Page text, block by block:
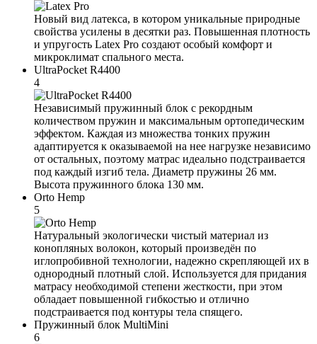
Новый вид латекса, в котором уникальные природные
свойства усилены в десятки раз. Повышенная плотность
и упругость Latex Pro создают особый комфорт и
микроклимат спального места.
UltraPocket R4400
4
Независимый пружинный блок с рекордным
количеством пружин и максимальным ортопедическим
эффектом. Каждая из множества тонких пружин
адаптируется к оказываемой на нее нагрузке независимо
от остальных, поэтому матрас идеально подстраивается
под каждый изгиб тела. Диаметр пружины 26 мм.
Высота пружинного блока 130 мм.
Orto Hemp
5
Натуральный экологически чистый материал из
конопляных волокон, который произведён по
иглопробивной технологии, надежно скрепляющей их в
однородный плотный слой. Используется для придания
матрасу необходимой степени жесткости, при этом
обладает повышенной гибкостью и отлично
подстраивается под контуры тела спящего.
Пружинный блок MultiMini
6